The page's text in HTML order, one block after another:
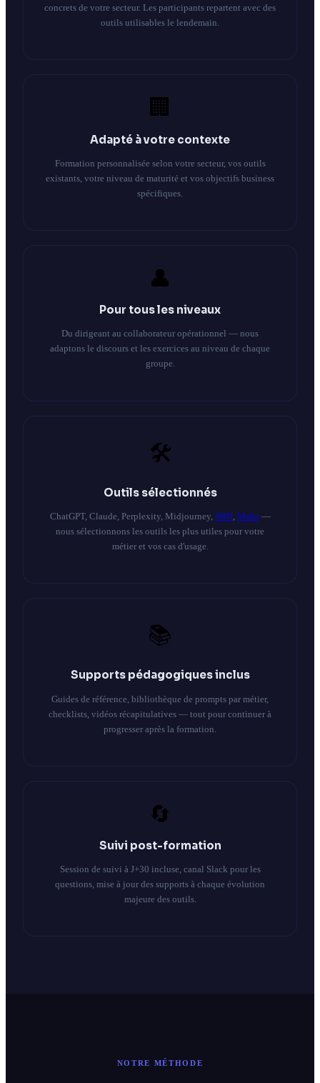
concrets de votre secteur. Les participants repartent avec des
outils utilisables le lendemain.
🏢
Adapté à votre contexte
Formation personnalisée selon votre secteur, vos outils
existants, votre niveau de maturité et vos objectifs business
spécifiques.
👤
Pour tous les niveaux
Du dirigeant au collaborateur opérationnel — nous
adaptons le discours et les exercices au niveau de chaque
groupe.
🛠️
Outils sélectionnés
ChatGPT, Claude, Perplexity, Midjourney, N8N, Make—
nous sélectionnons les outils les plus utiles pour votre
métier et vos cas d'usage.
📚
Supports pédagogiques inclus
Guides de référence, bibliothèque de prompts par métier,
checklists, vidéos récapitulatives — tout pour continuer à
progresser après la formation.
🔄
Suivi post-formation
Session de suivi à J+30 incluse, canal Slack pour les
questions, mise à jour des supports à chaque évolution
majeure des outils.
NOTRE MÉTHODE